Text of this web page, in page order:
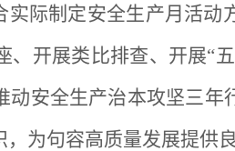
实际制定安全生产月活
开展类比排查、开展“
安全生产治本攻坚三年
为句容高质量发展提供